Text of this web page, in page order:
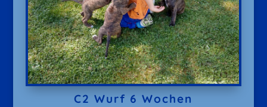
C2 Wurf 6 Wochen